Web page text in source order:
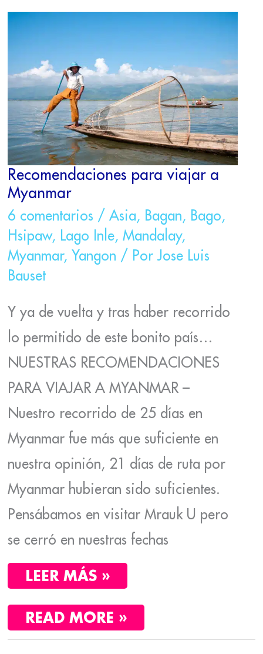
Recomendaciones para viajar a
Myanmar
6 comentarios / Asia, Bagan, Bago,
Hsipaw, Lago Inle, Mandalay,
Myanmar, Yangon / Por Jose Luis
Bauset
Y ya de vuelta y tras haber recorrido
lo permitido de este bonito país…
NUESTRAS RECOMENDACIONES
PARA VIAJAR A MYANMAR –
Nuestro recorrido de 25 días en
Myanmar fue más que suficiente en
nuestra opinión, 21 días de ruta por
Myanmar hubieran sido suficientes.
Pensábamos en visitar Mrauk U pero
se cerró en nuestras fechas
LEER MÁS »
RECOMENDACIONES
PARA
A
MYANMAR
READ MORE »